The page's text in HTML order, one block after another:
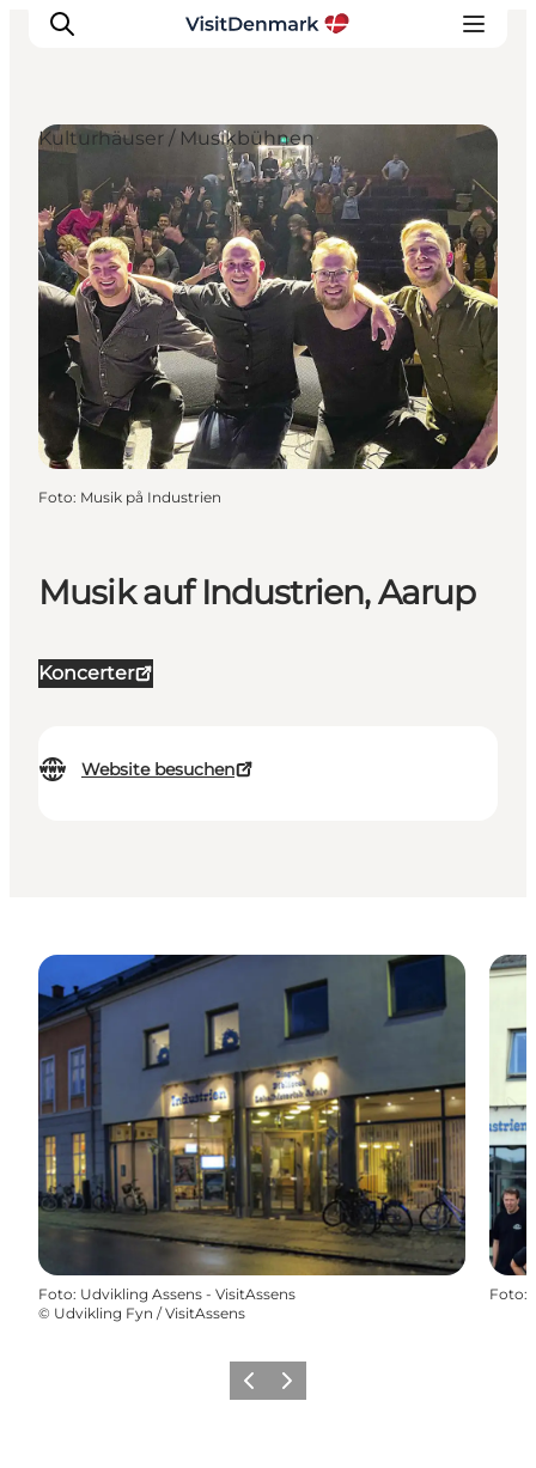
Inspiration
Regionen
Erlebnisse
Unterkünfte
Reiseplanung
Musik auf Industrien, Aarup
Koncerter
Website besuchen
Kulturhäuser / Musikbühnen
Foto: Musik på Industrien
Foto: Udvikling Assens - VisitAssens
© Udvikling Fyn / VisitAssens
Foto:
ZurückWeiter